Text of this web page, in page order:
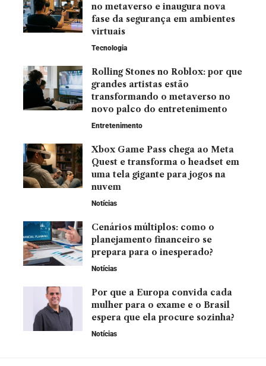
no metaverso e inaugura nova
fase da segurança em ambientes
virtuais
Tecnologia
Rolling Stones no Roblox: por que
grandes artistas estão
transformando o metaverso no
novo palco do entretenimento
Entretenimento
Xbox Game Pass chega ao Meta
Quest e transforma o headset em
uma tela gigante para jogos na
nuvem
Notícias
Cenários múltiplos: como o
planejamento financeiro se
prepara para o inesperado?
Notícias
Por que a Europa convida cada
mulher para o exame e o Brasil
espera que ela procure sozinha?
Notícias